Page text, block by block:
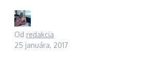
Od redakcia
25 januára, 2017